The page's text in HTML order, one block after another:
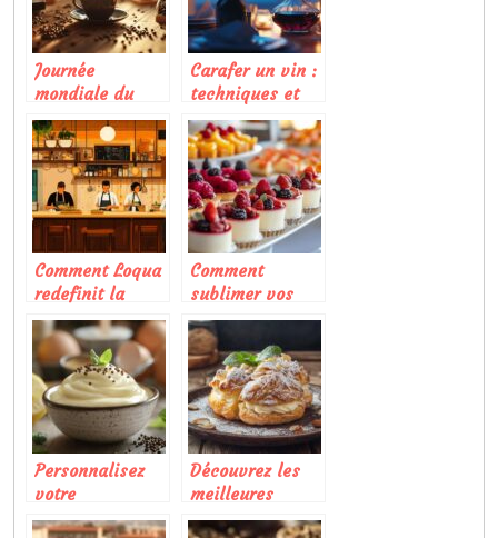
Journée
mondiale du
café : Comment
transformer
votre café en
œuvre d’art
éphémère
Carafer un vin :
techniques et
astuces pour
reveler tous ses
aromes
Comment Loqua
redefinit la
cuisine de
proximite dans
les quartiers
lyonnais
Comment
sublimer vos
desserts avec
une purée de
fruit de qualité
professionnelle
Personnalisez
votre
mayonnaise
Découvrez les
meilleures
méthodes pour